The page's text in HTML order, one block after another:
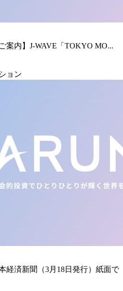
案内】J-WAVE「TOKYO MO...
ョン
経済新聞（3月18日発行）紙面で